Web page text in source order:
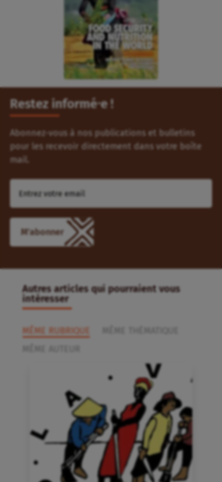
Restez informé⸱e !
Abonnez-vous à nos publications et bulletins
pour les recevoir directement dans votre boîte
mail.
M'abonner
Autres articles qui pourraient vous
intéresser
MÊME RUBRIQUE